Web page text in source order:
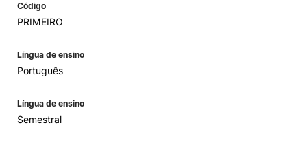
Código
PRIMEIRO
Língua de ensino
Português
Língua de ensino
Semestral